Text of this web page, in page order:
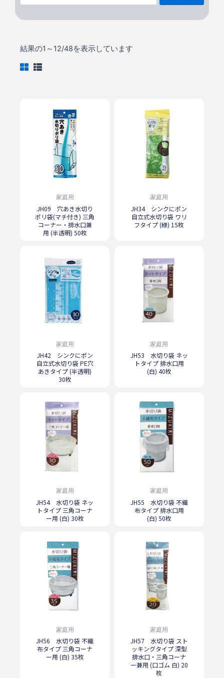
結果の1～12/48を表示しています
家庭用
JH09 穴あき水切り
ポリ袋(マチ付き) 三角
コーナー・排水口兼
用 (半透明) 50枚
家庭用
JH34 シンクにポン
自立式水切り袋 ワリ
フタイプ (緑) 15枚
家庭用
JH42 シンクにポン
自立式水切り袋 PE穴
あきタイプ (半透明)
30枚
家庭用
JH53 水切り袋 ネッ
トタイプ 排水口用
(白) 40枚
家庭用
JH54 水切り袋 ネッ
トタイプ 三角コーナ
ー用 (白) 30枚
家庭用
JH55 水切り袋 不織
布タイプ 排水口用
(白) 50枚
家庭用
JH56 水切り袋 不織
布タイプ 三角コーナ
ー用 (白) 35枚
家庭用
JH57 水切り袋 スト
ッキングタイプ 深型
排水口・三角コーナ
ー兼用 (口ゴム 白) 20
枚